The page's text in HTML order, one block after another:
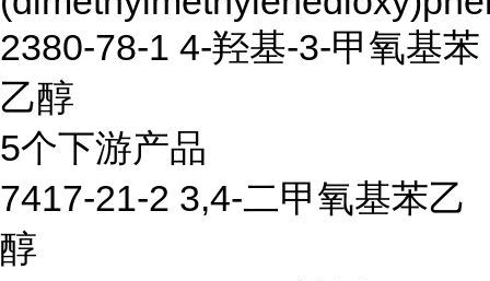
2380-78-1 4-羟基-3-甲氧基苯
乙醇
5个下游产品
7417-21-2 3,4-二甲氧基苯乙
醇